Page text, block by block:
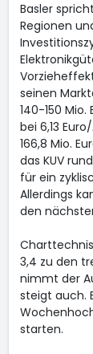
Basler
Regionen
seinen
140-150
bei 6,13
166,8 Mio.
das KUV
für ein
Allerdings
den
3,4 zu den
nimmt der
steigt auch.
starten.